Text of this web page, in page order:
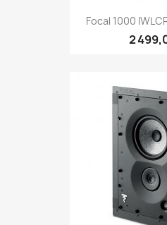
Focal 1000
2